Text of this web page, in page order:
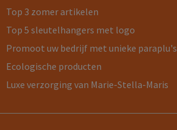
Top 3 zomer artikelen
Top 5 sleutelhangers met logo
Promoot uw bedrijf met unieke paraplu's
Ecologische producten
Luxe verzorging van Marie-Stella-Maris